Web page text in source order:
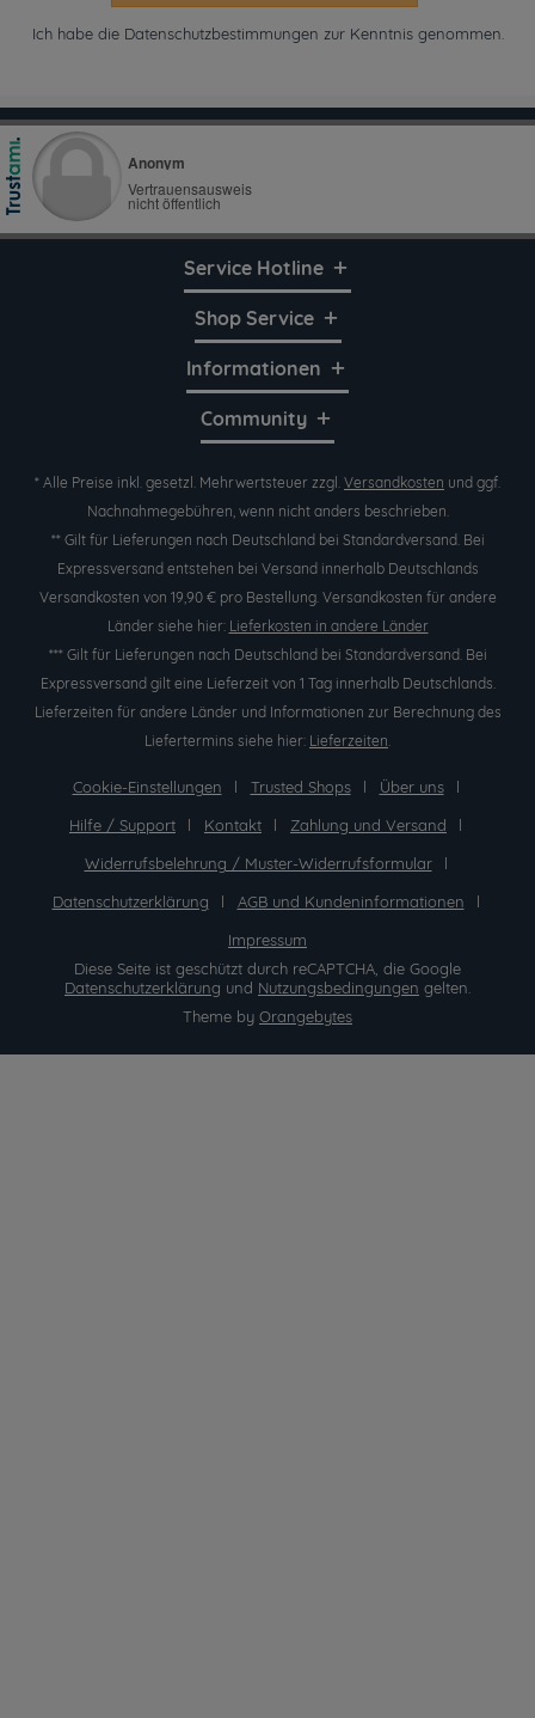
Ich habe die Datenschutzbestimmungen zur Kenntnis genommen.
Service Hotline
Shop Service
Informationen
Community
* Alle Preise inkl. gesetzl. Mehrwertsteuer zzgl. Versandkosten und ggf.
Nachnahmegebühren, wenn nicht anders beschrieben.
** Gilt für Lieferungen nach Deutschland bei Standardversand. Bei
Expressversand entstehen bei Versand innerhalb Deutschlands
Versandkosten von 19,90 € pro Bestellung. Versandkosten für andere
Länder siehe hier: Lieferkosten in andere Länder
*** Gilt für Lieferungen nach Deutschland bei Standardversand. Bei
Expressversand gilt eine Lieferzeit von 1 Tag innerhalb Deutschlands.
Lieferzeiten für andere Länder und Informationen zur Berechnung des
Liefertermins siehe hier: Lieferzeiten.
Cookie-Einstellungen Trusted Shops
Über uns
Hilfe / Support
Kontakt
Zahlung und Versand
Widerrufsbelehrung / Muster-Widerrufsformular
Datenschutzerklärung
AGB und Kundeninformationen
Impressum
Diese Seite ist geschützt durch reCAPTCHA, die Google
Datenschutzerklärung und Nutzungsbedingungen gelten.
Theme by Orangebytes